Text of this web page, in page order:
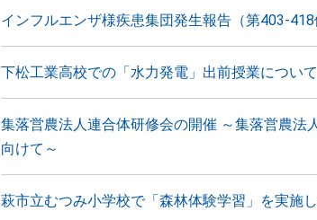
インフルエンザ様疾患集団発生報告（第403-418
下松工業高校での「水力発電」出前授業について
集落営農法人連合体研修会の開催 ～集落営農法
向けて～
萩市立むつみ小学校で「森林体験学習」を実施